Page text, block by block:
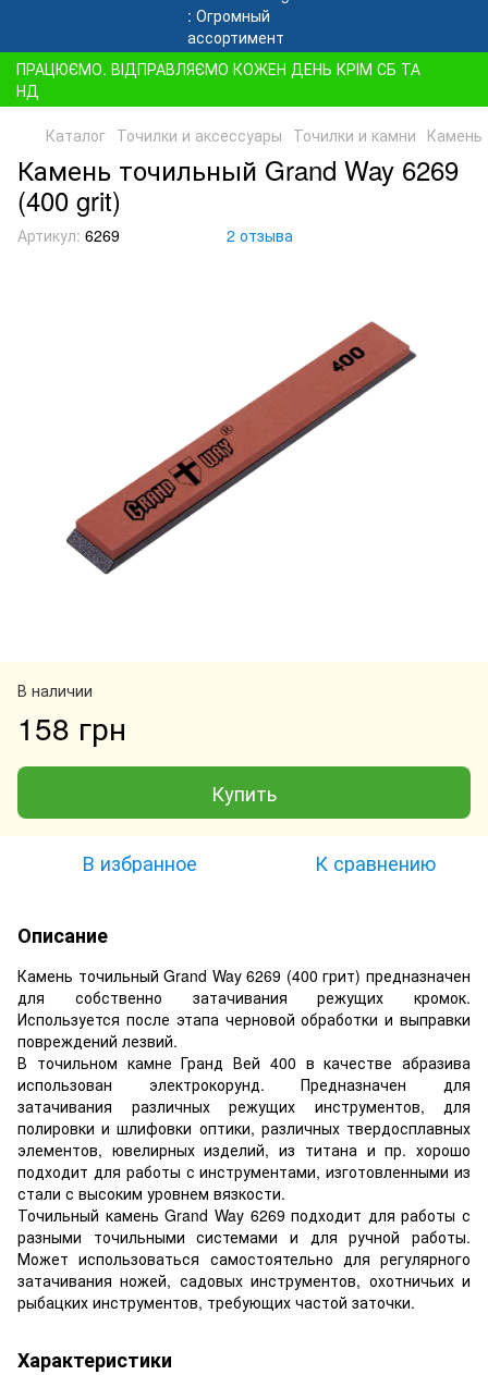
ПРАЦЮЄМО. ВІДПРАВЛЯЄМО КОЖЕН ДЕНЬ КРІМ СБ ТА
НД
Каталог Точилки и аксессуары Точилки и камни Камень
Камень точильный Grand Way 6269
(400 grit)
Артикул: 6269 2 отзыва
В наличии
158 грн
Купить
В избранное К сравнению
Описание
Камень точильный Grand Way 6269 (400 грит) предназначен
для собственно затачивания режущих кромок.
Используется после этапа черновой обработки и выправки
повреждений лезвий.
В точильном камне Гранд Вей 400 в качестве абразива
использован электрокорунд. Предназначен для
затачивания различных режущих инструментов, для
полировки и шлифовки оптики, различных твердосплавных
элементов, ювелирных изделий, из титана и пр. хорошо
подходит для работы с инструментами, изготовленными из
стали с высоким уровнем вязкости.
Точильный камень Grand Way 6269 подходит для работы с
разными точильными системами и для ручной работы.
Может использоваться самостоятельно для регулярного
затачивания ножей, садовых инструментов, охотничьих и
рыбацких инструментов, требующих частой заточки.
Характеристики